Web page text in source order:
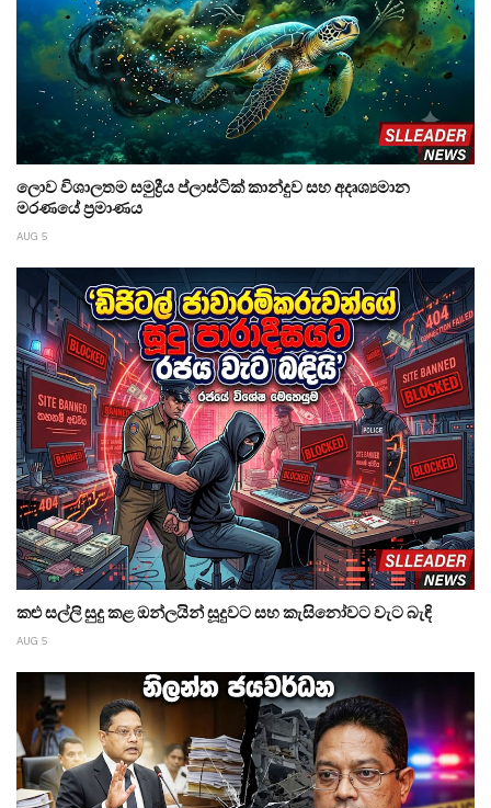
ලොව විශාලතම සමුද්‍රීය ප්ලාස්ටික් කාන්දුව සහ අදෘශ්‍යමාන
මරණයේ ප්‍රමාණය
AUG 5
කළු සල්ලි සුදු කළ ඔන්ලයින් සූදුවට සහ කැසිනෝවට වැට බැඳි
AUG 5